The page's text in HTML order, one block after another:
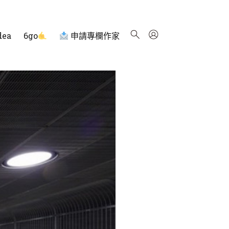
6go 申請專欄作家